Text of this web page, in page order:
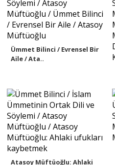
Ümmet Bilinci / Evrensel Bir
Aile / Ata..
Atasoy Müftüoğlu: Ahlaki